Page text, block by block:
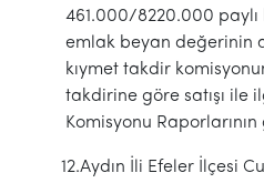
461.000/8220.000 paylı
emlak beyan değerinin
kıymet takdir
takdirine göre satışı ile
Komisyonu
12.Aydın İli Efeler İlçesi